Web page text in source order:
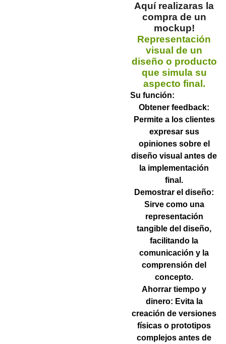
Aquí realizaras la
compra de un
mockup!
Representación
visual de un
diseño o producto
que simula su
aspecto final.
Su función:
Obtener feedback:
Permite a los clientes
expresar sus
opiniones sobre el
diseño visual antes de
la implementación
final.
Demostrar el diseño:
Sirve como una
representación
tangible del diseño,
facilitando la
comunicación y la
comprensión del
concepto.
Ahorrar tiempo y
dinero: Evita la
creación de versiones
físicas o prototipos
complejos antes de